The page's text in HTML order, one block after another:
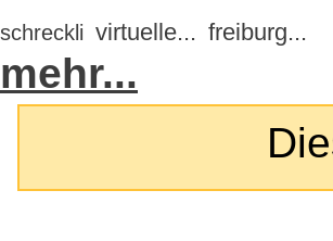
schreckli virtuelle... freiburg...
mehr...